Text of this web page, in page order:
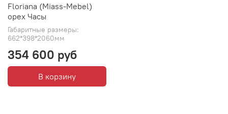
Floriana (Miass-Mebel)
орех Часы
Габаритные размеры:
662*398*2060мм
354 600 руб
В корзину